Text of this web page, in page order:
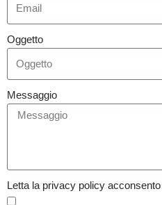
Oggetto
Messaggio
Letta la privacy policy